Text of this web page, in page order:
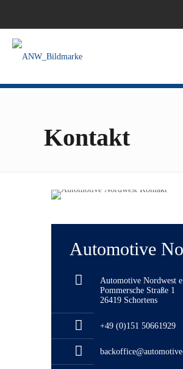
Kontakt
Automotive
Automotive Nordwest
Pommersche Straße 1
26419 Schortens
+49 (0)151 50661929